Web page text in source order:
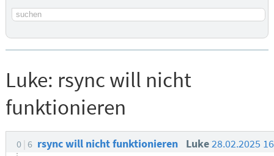
Suchbegriff
Luke: rsync will nicht
funktionieren
0 6 rsync will nicht funktionieren Luke28.02.2025